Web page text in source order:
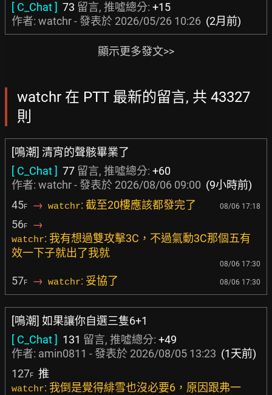
[ C_Chat ] 73 留言, 推噓總分: +15
作者: watchr - 發表於 2026/05/26 10:26 (2月前)
顯示更多發文>>
watchr 在 PTT 最新的留言, 共 43327
則
[鳴潮] 清宵的聲骸畢業了
[ C_Chat ] 77 留言, 推噓總分: +60
作者: watchr - 發表於 2026/08/06 09:00 (9小時前)
45F → watchr: 截至20樓應該都發完了 08/06 17:18
56F →
watchr: 我有想過雙攻擊3C，不過氣動3C那個五有
效一下子就出了我就
08/06 17:30
57F → watchr: 妥協了 08/06 17:30
[鳴潮] 如果讓你自選三隻6+1
[ C_Chat ] 131 留言, 推噓總分: +49
作者: amin0811 - 發表於 2026/08/05 13:23 (1天前)
127F 推
watchr: 我倒是覺得緋雪也沒必要6，原因跟弗一